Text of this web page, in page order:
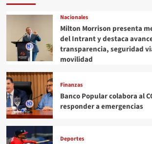
Nacionales
Milton Morrison presenta
del Intrant y destaca
transparencia, seguridad
movilidad
Finanzas
Banco Popular colabora al
responder a emergencias
Deportes